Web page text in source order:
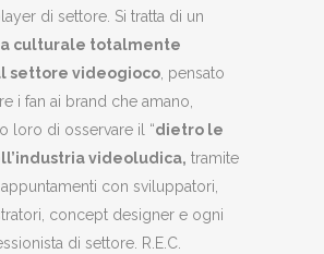
di settore. Si tratta di un
culturale totalmente
settore videogioco, pensato
i fan ai brand che amano,
loro di osservare il “dietro le
videoludica, tramite
con sviluppatori,
concept designer e ogni
di settore. R.E.C.